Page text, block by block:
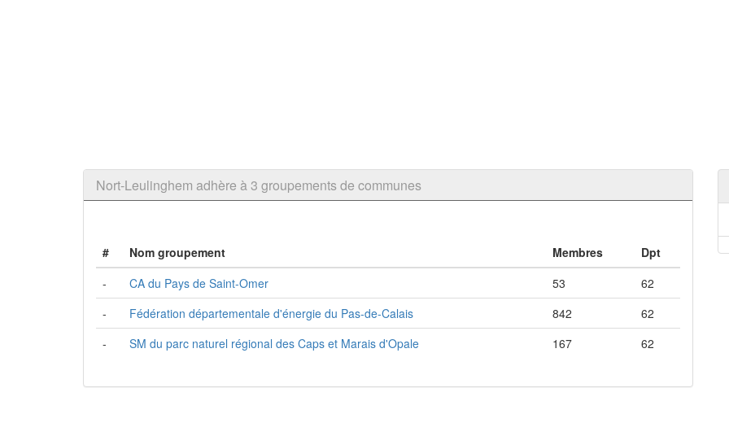
Nort-Leulinghem adhère à 3 groupements de communes
# Nom groupement Membres
Dpt
-
CA du Pays de Saint-Omer 53
62
-
Fédération départementale d'énergie du Pas-de-Calais 842
62
-
SM du parc naturel régional des Caps et Marais d'Opale 167 62